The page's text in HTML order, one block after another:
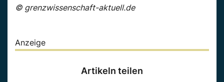
© grenzwissenschaft-aktuell.de
Anzeige
Artikeln teilen